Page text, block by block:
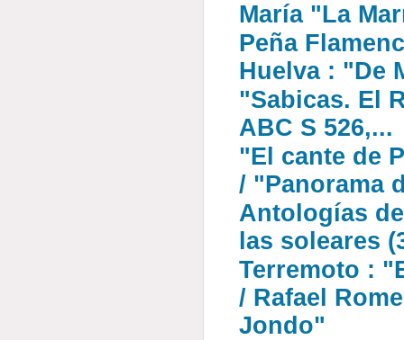
María "La
Peña
Huelva : "De
"Sabicas. El
ABC S 526,...
"El cante de
/ "Panorama
Antologías
las soleares
Terremoto :
/ Rafael
Jondo"